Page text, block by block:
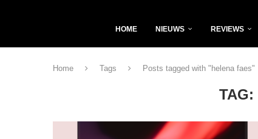
HOME NIEUWS REVIEWS
Home Tags Posts tagged with "helena faes"
TAG: